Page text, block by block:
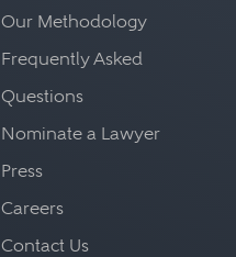
Our Methodology
Frequently Asked
Questions
Nominate a Lawyer
Press
Careers
Contact Us